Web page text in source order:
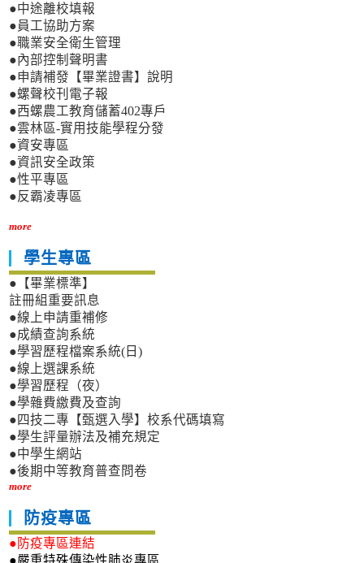
●中途離校填報
●員工協助方案
●職業安全衛生管理
●內部控制聲明書
●申請補發【畢業證書】說明
●螺聲校刊電子報
●西螺農工教育儲蓄402專戶
●雲林區-實用技能學程分發
●資安專區
●資訊安全政策
●性平專區
●反霸凌專區
more
學生專區
●【畢業標準】
註冊組重要訊息
●線上申請重補修
●成績查詢系統
●學習歷程檔案系統(日)
●線上選課系統
●學習歷程（夜）
●學雜費繳費及查詢
●四技二專【甄選入學】校系代碼填寫
●學生評量辦法及補充規定
●中學生網站
●後期中等教育普查問卷
more
防疫專區
●防疫專區連結
●嚴重特殊傳染性肺炎專區